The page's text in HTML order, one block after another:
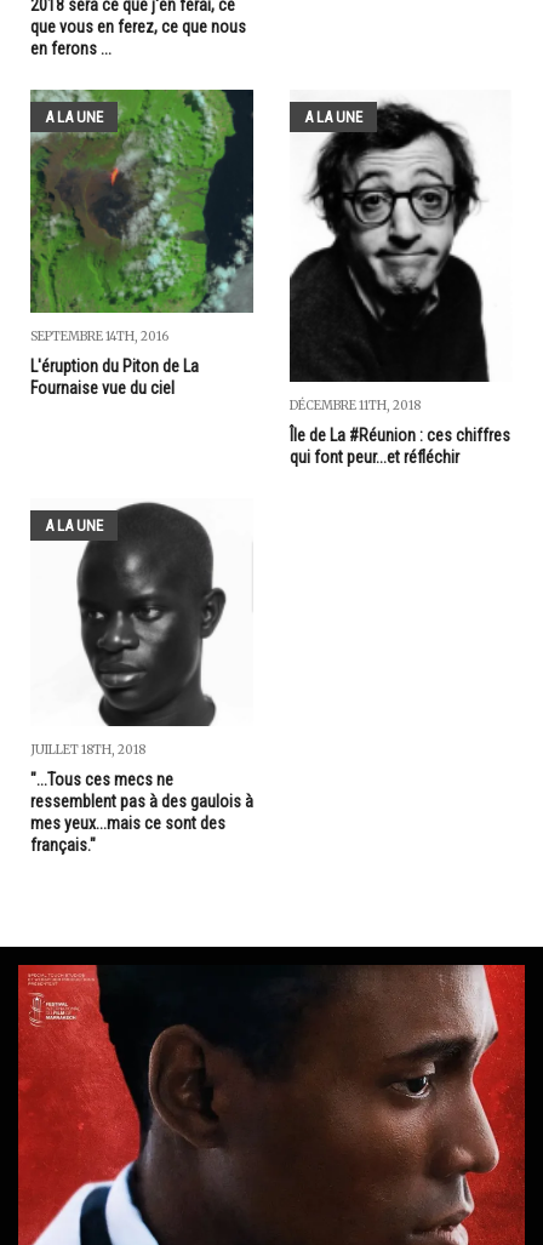
2018 sera ce que j'en ferai, ce
que vous en ferez, ce que nous
en ferons ...
A LA UNE
SEPTEMBRE 14TH, 2016
L'éruption du Piton de La
Fournaise vue du ciel
A LA UNE
DÉCEMBRE 11TH, 2018
Île de La #Réunion : ces chiffres
qui font peur...et réfléchir
A LA UNE
JUILLET 18TH, 2018
"...Tous ces mecs ne
ressemblent pas à des gaulois à
mes yeux...mais ce sont des
français."